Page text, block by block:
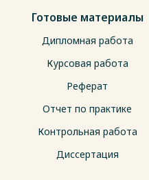
Готовые материалы
Дипломная работа
Курсовая работа
Реферат
Отчет по практике
Контрольная работа
Диссертация